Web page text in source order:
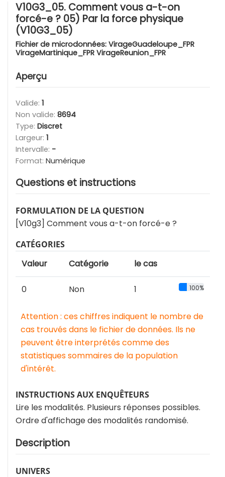
V10G3_05. Comment vous a-t-on
forcé-e ? 05) Par la force physique
(V10G3_05)
Fichier de microdonnées: VirageGuadeloupe_FPR
VirageMartinique_FPR VirageReunion_FPR
Aperçu
Valide: 1
Non valide: 8694
Type: Discret
Largeur: 1
Intervalle: -
Format: Numérique
Questions et instructions
FORMULATION DE LA QUESTION
[V10g3] Comment vous a-t-on forcé-e ?
CATÉGORIES
Valeur Catégorie le cas
0 Non 1 100%
Attention : ces chiffres indiquent le nombre de
cas trouvés dans le fichier de données. Ils ne
peuvent être interprétés comme des
statistiques sommaires de la population
d'intérêt.
INSTRUCTIONS AUX ENQUÊTEURS
Lire les modalités. Plusieurs réponses possibles.
Ordre d'affichage des modalités randomisé.
Description
UNIVERS